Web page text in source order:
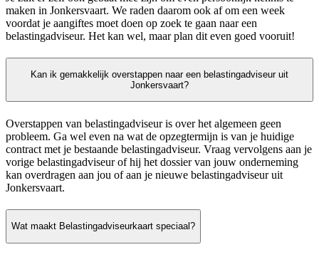
maken in Jonkersvaart. We raden daarom ook af om een week
voordat je aangiftes moet doen op zoek te gaan naar een
belastingadviseur. Het kan wel, maar plan dit even goed vooruit!
Kan ik gemakkelijk overstappen naar een belastingadviseur uit
Jonkersvaart?
Overstappen van belastingadviseur is over het algemeen geen
probleem. Ga wel even na wat de opzegtermijn is van je huidige
contract met je bestaande belastingadviseur. Vraag vervolgens aan je
vorige belastingadviseur of hij het dossier van jouw onderneming
kan overdragen aan jou of aan je nieuwe belastingadviseur uit
Jonkersvaart.
Wat maakt Belastingadviseurkaart speciaal?